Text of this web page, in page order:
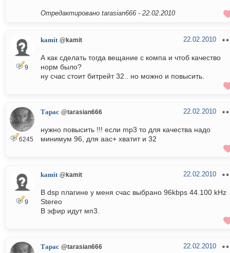
Отредактировано tarasian666 - 22.02.2010
9
kamit @kamit 22.02.2010
А как сделать тогда вещание с компа и чтоб качество
норм было?
ну счас стоит битрейт 32.. но можно и повысить.
6245
Тарас @tarasian666 22.02.2010
нужно повысить !!! если mp3 то для качества надо
минимум 96, для aac+ хватит и 32
9
kamit @kamit 22.02.2010
В dsp плагине у меня счас выбрано 96kbps 44.100 kHz
Stereo
В эфир идут мп3.
Тарас @tarasian666 22.02.2010